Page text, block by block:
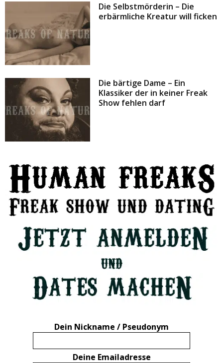
Die Selbstmörderin – Die
erbärmliche Kreatur will ficken
Die bärtige Dame – Ein
Klassiker der in keiner Freak
Show fehlen darf
Dein Nickname / Pseudonym
Deine Emailadresse